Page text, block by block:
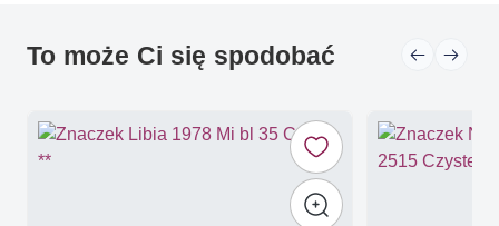
To może Ci się spodobać